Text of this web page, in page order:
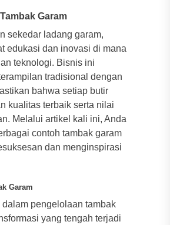
Garam
sekedar ladang garam,
edukasi dan inovasi di mana
teknologi. Bisnis ini
tradisional dengan
bahwa setiap butir
kualitas terbaik serta nilai
Melalui artikel kali ini, Anda
contoh tambak garam
dan menginspirasi
Garam
pengelolaan tambak
yang tengah terjadi